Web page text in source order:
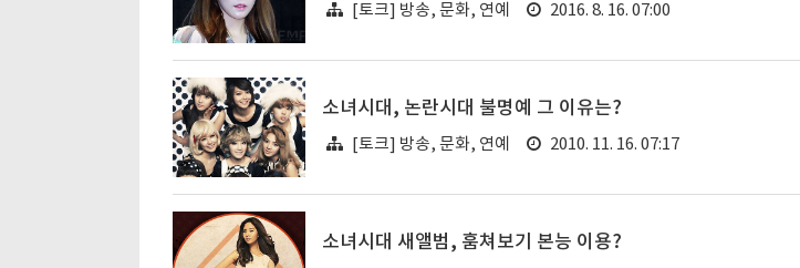
[토크] 방송, 문화, 연예 2016. 8. 16. 07:00
소녀시대, 논란시대 불명예 그 이유는?
[토크] 방송, 문화, 연예 2010. 11. 16. 07:17
소녀시대 새앨범, 훔쳐보기 본능 이용?